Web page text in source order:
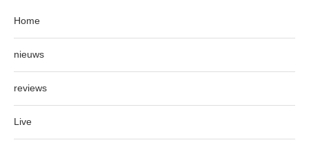
Home
nieuws
reviews
Live